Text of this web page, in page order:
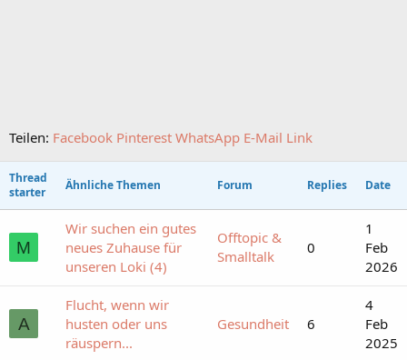
Teilen: Facebook Pinterest WhatsApp E-Mail Link
Thread
starter
Ähnliche Themen Forum Replies Date
M
Wir suchen ein gutes
neues Zuhause für
unseren Loki (4)
Offtopic &
Smalltalk
0
1
Feb
2026
A
Flucht, wenn wir
husten oder uns
räuspern...
Gesundheit 6
4
Feb
2025